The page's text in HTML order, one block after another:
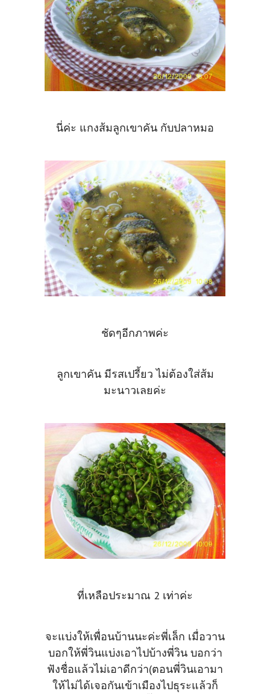
นี่ค่ะ แกงส้มลูกเขาคัน กับปลาหมอ
ชัดๆอีกภาพค่ะ
ลูกเขาคัน มีรสเปรี้ยว ไม่ต้องใส่ส้ม
มะนาวเลยค่ะ
ที่เหลือประมาณ 2 เท่าค่ะ
จะแบ่งให้เพื่อนบ้านนะค่ะพี่เล็ก เมื่อวาน
บอกให้พี่วินแบ่งเอาไปบ้างพี่วิน บอกว่า
ฟังชื่อแล้วไม่เอาดีกว่า(ตอนพี่วินเอามา
ให้ไม่ได้เจอกันเข้าเมืองไปธุระแล้วก็